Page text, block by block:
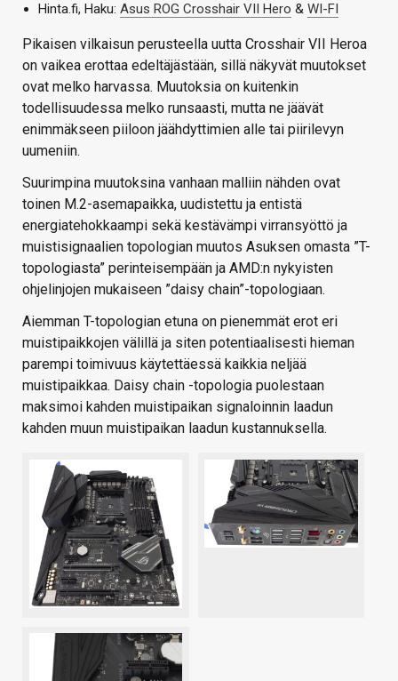
Hinta.fi, Haku: Asus ROG Crosshair VII Hero & WI-FI
Pikaisen vilkaisun perusteella uutta Crosshair VII Heroa
on vaikea erottaa edeltäjästään, sillä näkyvät muutokset
ovat melko harvassa. Muutoksia on kuitenkin
todellisuudessa melko runsaasti, mutta ne jäävät
enimmäkseen piiloon jäähdyttimien alle tai piirilevyn
uumeniin.
Suurimpina muutoksina vanhaan malliin nähden ovat
toinen M.2-asemapaikka, uudistettu ja entistä
energiatehokkaampi sekä kestävämpi virransyöttö ja
muistisignaalien topologian muutos Asuksen omasta ”T-
topologiasta” perinteisempään ja AMD:n nykyisten
ohjelinjojen mukaiseen ”daisy chain”-topologiaan.
Aiemman T-topologian etuna on pienemmät erot eri
muistipaikkojen välillä ja siten potentiaalisesti hieman
parempi toimivuus käytettäessä kaikkia neljää
muistipaikkaa. Daisy chain -topologia puolestaan
maksimoi kahden muistipaikan signaloinnin laadun
kahden muun muistipaikan laadun kustannuksella.